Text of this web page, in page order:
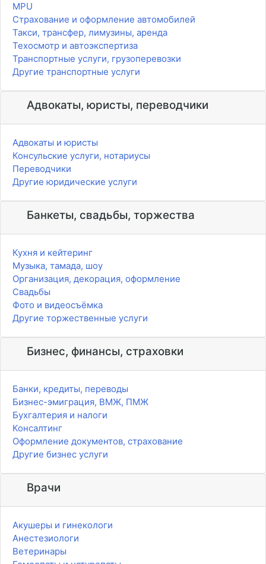
MPU
Страхование и оформление автомобилей
Такси, трансфер, лимузины, аренда
Техосмотр и автоэкспертиза
Транспортные услуги, грузоперевозки
Другие транспортные услуги
Адвокаты, юристы, переводчики
Адвокаты и юристы
Консульские услуги, нотариусы
Переводчики
Другие юридические услуги
Банкеты, свадьбы, торжества
Кухня и кейтеринг
Музыка, тамада, шоу
Организация, декорация, оформление
Свадьбы
Фото и видеосъёмка
Другие торжественные услуги
Бизнес, финансы, страховки
Банки, кредиты, переводы
Бизнес-эмиграция, ВМЖ, ПМЖ
Бухгалтерия и налоги
Консалтинг
Оформление документов, страхование
Другие бизнес услуги
Врачи
Акушеры и гинекологи
Анестезиологи
Ветеринары